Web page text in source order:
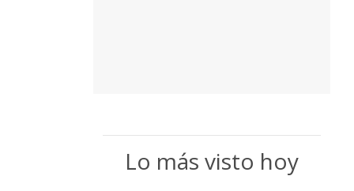
Lo más visto hoy